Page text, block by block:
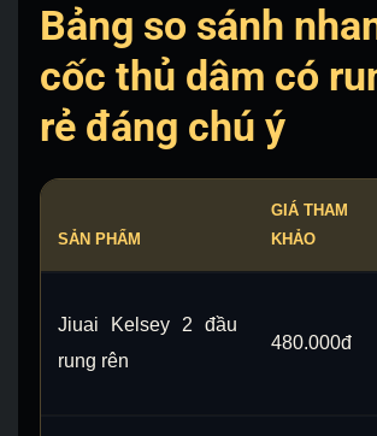
Bảng so sánh
cốc thủ dâm có
rẻ đáng chú ý
SẢN PHẨM
GIÁ THAM
KHẢO
Jiuai Kelsey 2 đầu
rung rên
480.000đ